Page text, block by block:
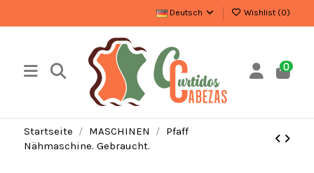
Deutsch Wishlist (0)
0
Startseite MASCHINEN
Pfaff
Nähmaschine. Gebraucht.